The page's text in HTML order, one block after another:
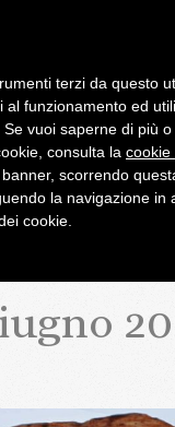
IL BLOG DI
MENU
terzi da questo
al funzionamento ed
Se vuoi saperne di più
consulta la cookie
scorrendo
la navigazione in
cookie.